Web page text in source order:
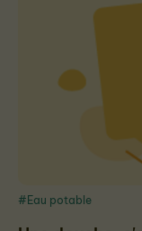
#Eau potable